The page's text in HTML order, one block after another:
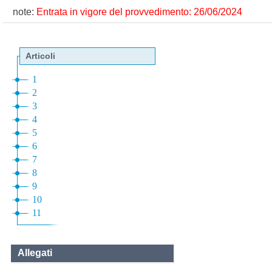
note: Entrata in vigore del provvedimento: 26/06/2024